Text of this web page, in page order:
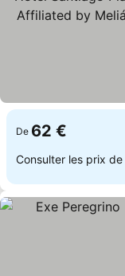
De 62 €
Consulter les prix de